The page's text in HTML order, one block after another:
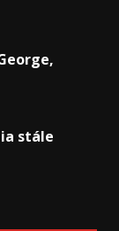
stále